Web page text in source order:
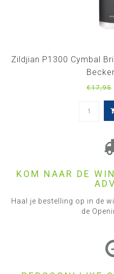
Zildjian P1300 Cymbal
€17,95
KOM NAAR DE
Haal je bestelling op in de
de